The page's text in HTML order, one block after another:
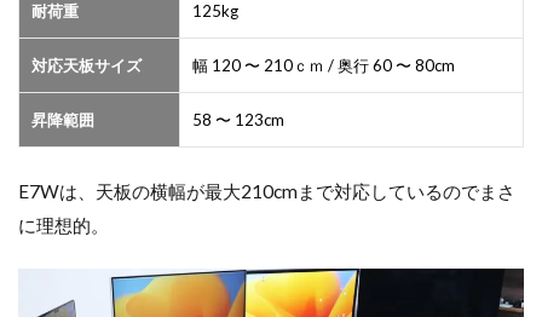
耐荷重 125kg
対応天板サイズ 幅 120 〜 210ｃｍ / 奥行 60 〜 80cm
昇降範囲 58 〜 123cm
E7Wは、天板の横幅が最大210cmまで対応しているのでまさ
に理想的。